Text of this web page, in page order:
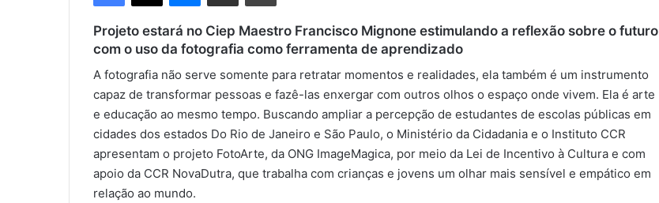
e
-
m
a
i
l
Projeto estará no Ciep Maestro Francisco Mignone estimulando a reflexão sobre o futuro
com o uso da fotografia como ferramenta de aprendizado
A fotografia não serve somente para retratar momentos e realidades, ela também é um instrumento
capaz de transformar pessoas e fazê-las enxergar com outros olhos o espaço onde vivem. Ela é arte
e educação ao mesmo tempo. Buscando ampliar a percepção de estudantes de escolas públicas em
cidades dos estados Do Rio de Janeiro e São Paulo, o Ministério da Cidadania e o Instituto CCR
apresentam o projeto FotoArte, da ONG ImageMagica, por meio da Lei de Incentivo à Cultura e com
apoio da CCR NovaDutra, que trabalha com crianças e jovens um olhar mais sensível e empático em
relação ao mundo.